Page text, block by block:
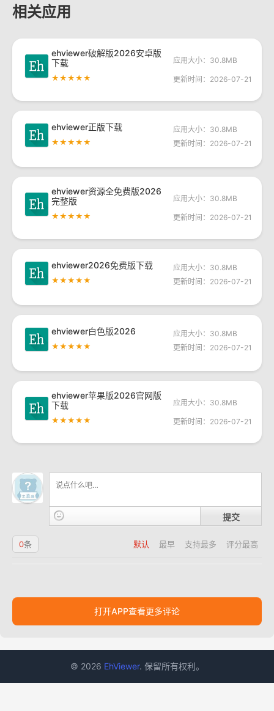
相关应用
ehviewer破解版2026安卓版
下载
★★★★★
应用大小：30.8MB
更新时间：2026-07-21
ehviewer正版下载
★★★★★
应用大小：30.8MB
更新时间：2026-07-21
ehviewer资源全免费版2026
完整版
★★★★★
应用大小：30.8MB
更新时间：2026-07-21
ehviewer2026免费版下载
★★★★★
应用大小：30.8MB
更新时间：2026-07-21
ehviewer白色版2026
★★★★★
应用大小：30.8MB
更新时间：2026-07-21
ehviewer苹果版2026官网版
下载
★★★★★
应用大小：30.8MB
更新时间：2026-07-21
提交
默认 最早 支持最多 评分最高
0条
打开APP查看更多评论
© 2026 EhViewer. 保留所有权利。